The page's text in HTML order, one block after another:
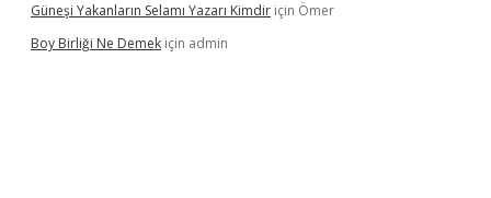
Güneşi Yakanların Selamı Yazarı Kimdir için Ömer
Boy Birliği Ne Demek için admin